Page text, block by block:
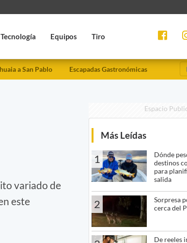
Tecnología Equipos Tiro
a San Pablo Escapadas Gastronómicas
variado de
este
Espacio
Más Leídas
1
Dónde
destinos
para
salida
2
Sorpresa
cerca del
De reeles